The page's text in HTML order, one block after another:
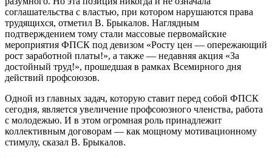
соглашательства с властью, при котором нарушаются права
трудящихся, отметил В. Брыкалов. Наглядным
подтверждением тому стали массовые первомайские
мероприятия ФПСК под девизом «Росту цен — опережающий
рост заработной платы!», а также — недавняя акция «За
достойный труд!», прошедшая в рамках Всемирного дня
действий профсоюзов.
Одной из главных задач, которую ставит перед собой ФПСК
сегодня, является увеличение профсоюзного членства, работа
с молодежью. И в этом огромная роль принадлежит
коллективным договорам — как мощному мотивационному
стимулу, сказал В. Брыкалов.